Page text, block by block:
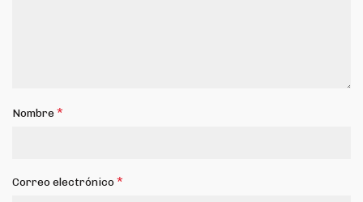
Nombre*
Correo electrónico*